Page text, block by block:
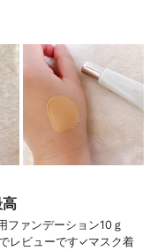
ファンデーション10ｇ
レビューです✓マスク着